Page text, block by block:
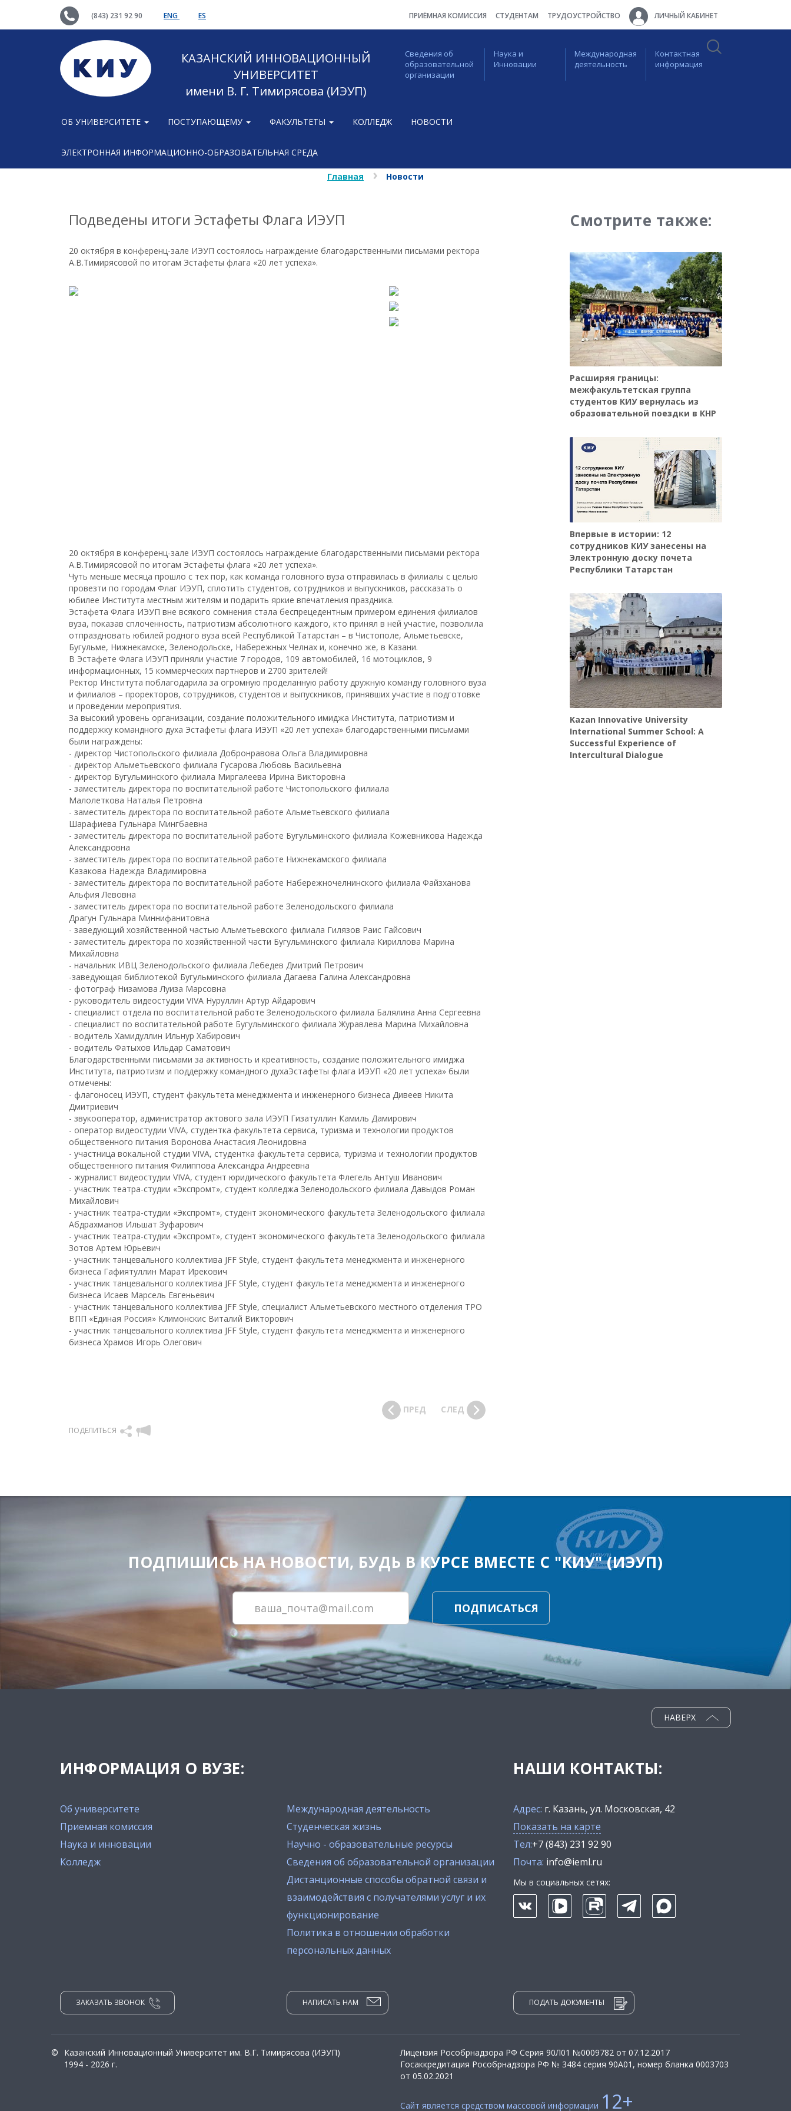
(843) 231 92 90 ENG ES ПРИЁМНАЯ КОМИССИЯ СТУДЕНТАМ ТРУДОУСТРОЙСТВО ЛИЧНЫЙ КАБИНЕТ
КАЗАНСКИЙ ИННОВАЦИОННЫЙ
УНИВЕРСИТЕТ
имени В. Г. Тимирясова (ИЭУП)
Сведения об
образовательной
организации
Наука и
Инновации
Международная
деятельность
Контактная
информация
ОБ УНИВЕРСИТЕТЕ ПОСТУПАЮЩЕМУ ФАКУЛЬТЕТЫ КОЛЛЕДЖ НОВОСТИ
ЭЛЕКТРОННАЯ ИНФОРМАЦИОННО-ОБРАЗОВАТЕЛЬНАЯ СРЕДА
Главная Новости
Подведены итоги Эстафеты Флага ИЭУП
20 октября в конференц-зале ИЭУП состоялось награждение благодарственными письмами ректора
А.В.Тимирясовой по итогам Эстафеты флага «20 лет успеха».
20 октября в конференц-зале ИЭУП состоялось награждение благодарственными письмами ректора
А.В.Тимирясовой по итогам Эстафеты флага «20 лет успеха».
Чуть меньше месяца прошло с тех пор, как команда головного вуза отправилась в филиалы с целью
провезти по городам Флаг ИЭУП, сплотить студентов, сотрудников и выпускников, рассказать о
юбилее Института местным жителям и подарить яркие впечатления праздника.
Эстафета Флага ИЭУП вне всякого сомнения стала беспрецедентным примером единения филиалов
вуза, показав сплоченность, патриотизм абсолютного каждого, кто принял в ней участие, позволила
отпраздновать юбилей родного вуза всей Республикой Татарстан – в Чистополе, Альметьевске,
Бугульме, Нижнекамске, Зеленодольске, Набережных Челнах и, конечно же, в Казани.
В Эстафете Флага ИЭУП приняли участие 7 городов, 109 автомобилей, 16 мотоциклов, 9
информационных, 15 коммерческих партнеров и 2700 зрителей!
Ректор Института поблагодарила за огромную проделанную работу дружную команду головного вуза
и филиалов – проректоров, сотрудников, студентов и выпускников, принявших участие в подготовке
и проведении мероприятия.
За высокий уровень организации, создание положительного имиджа Института, патриотизм и
поддержку командного духа Эстафеты флага ИЭУП «20 лет успеха» благодарственными письмами
были награждены:
- директор Чистопольского филиала Добронравова Ольга Владимировна
- директор Альметьевского филиала Гусарова Любовь Васильевна
- директор Бугульминского филиала Миргалеева Ирина Викторовна
- заместитель директора по воспитательной работе Чистопольского филиала
Малолеткова Наталья Петровна
- заместитель директора по воспитательной работе Альметьевского филиала
Шарафиева Гульнара Мингбаевна
- заместитель директора по воспитательной работе Бугульминского филиала Кожевникова Надежда
Александровна
- заместитель директора по воспитательной работе Нижнекамского филиала
Казакова Надежда Владимировна
- заместитель директора по воспитательной работе Набережночелнинского филиала Файзханова
Альфия Левовна
- заместитель директора по воспитательной работе Зеленодольского филиала
Драгун Гульнара Миннифанитовна
- заведующий хозяйственной частью Альметьевского филиала Гилязов Раис Гайсович
- заместитель директора по хозяйственной части Бугульминского филиала Кириллова Марина
Михайловна
- начальник ИВЦ Зеленодольского филиала Лебедев Дмитрий Петрович
-заведующая библиотекой Бугульминского филиала Дагаева Галина Александровна
- фотограф Низамова Луиза Марсовна
- руководитель видеостудии VIVA Нуруллин Артур Айдарович
- специалист отдела по воспитательной работе Зеленодольского филиала Балялина Анна Сергеевна
- специалист по воспитательной работе Бугульминского филиала Журавлева Марина Михайловна
- водитель Хамидуллин Ильнур Хабирович
- водитель Фатыхов Ильдар Саматович
Благодарственными письмами за активность и креативность, создание положительного имиджа
Института, патриотизм и поддержку командного духаЭстафеты флага ИЭУП «20 лет успеха» были
отмечены:
- флагоносец ИЭУП, студент факультета менеджмента и инженерного бизнеса Дивеев Никита
Дмитриевич
- звукооператор, администратор актового зала ИЭУП Гизатуллин Камиль Дамирович
- оператор видеостудии VIVA, студентка факультета сервиса, туризма и технологии продуктов
общественного питания Воронова Анастасия Леонидовна
- участница вокальной студии VIVA, студентка факультета сервиса, туризма и технологии продуктов
общественного питания Филиппова Александра Андреевна
- журналист видеостудии VIVA, студент юридического факультета Флегель Антуш Иванович
- участник театра-студии «Экспромт», студент колледжа Зеленодольского филиала Давыдов Роман
Михайлович
- участник театра-студии «Экспромт», студент экономического факультета Зеленодольского филиала
Абдрахманов Ильшат Зуфарович
- участник театра-студии «Экспромт», студент экономического факультета Зеленодольского филиала
Зотов Артем Юрьевич
- участник танцевального коллектива JFF Style, студент факультета менеджмента и инженерного
бизнеса Гафиятуллин Марат Ирекович
- участник танцевального коллектива JFF Style, студент факультета менеджмента и инженерного
бизнеса Исаев Марсель Евгеньевич
- участник танцевального коллектива JFF Style, специалист Альметьевского местного отделения ТРО
ВПП «Единая Россия» Климонскис Виталий Викторович
- участник танцевального коллектива JFF Style, студент факультета менеджмента и инженерного
бизнеса Храмов Игорь Олегович
ПОДЕЛИТЬСЯ
ПРЕД СЛЕД
Смотрите также:
Расширяя границы:
межфакультетская группа
студентов КИУ вернулась из
образовательной поездки в КНР
Впервые в истории: 12
сотрудников КИУ занесены на
Электронную доску почета
Республики Татарстан
Kazan Innovative University
International Summer School: A
Successful Experience of
Intercultural Dialogue
ПОДПИШИСЬ НА НОВОСТИ, БУДЬ В КУРСЕ ВМЕСТЕ С "КИУ" (ИЭУП)
ПОДПИСАТЬСЯ
ИНФОРМАЦИЯ О ВУЗЕ:
Об университете
Приемная комиссия
Наука и инновации
Колледж
Международная деятельность
Студенческая жизнь
Научно - образовательные ресурсы
Сведения об образовательной организации
Дистанционные способы обратной связи и
взаимодействия с получателями услуг и их
функционирование
Политика в отношении обработки
персональных данных
НАВЕРХ
НАШИ КОНТАКТЫ:
Адрес: г. Казань, ул. Московская, 42
Показать на карте
Тел:+7 (843) 231 92 90
Почта: info@ieml.ru
Мы в социальных сетях:
ЗАКАЗАТЬ ЗВОНОК НАПИСАТЬ НАМ ПОДАТЬ ДОКУМЕНТЫ
©
Казанский Инновационный Университет им. В.Г. Тимирясова (ИЭУП)
1994 - 2026 г.
Лицензия Рособрнадзора РФ Серия 90Л01 №0009782 от 07.12.2017
Госаккредитация Рособрнадзора РФ № 3484 серия 90А01, номер бланка 0003703
от 05.02.2021
Сайт является средством массовой информации 12+